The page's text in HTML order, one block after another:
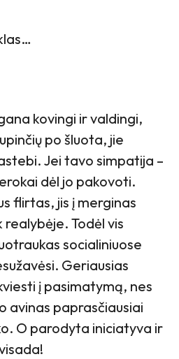
kovingi ir valdingi,
po šluota, jie
Jei tavo simpatija –
dėl jo pakovoti.
flirtas, jis į merginas
Todėl vis
socialiniuose
Geriausias
į pasimatymą, nes
avinas paprasčiausiai
O parodyta iniciatyva ir